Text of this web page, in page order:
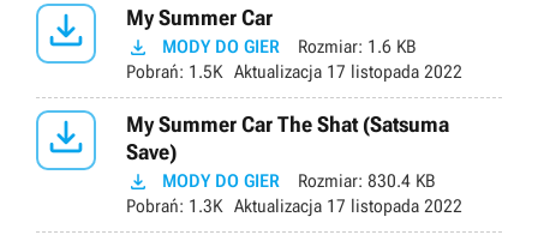
 My Summer Car
 MODY DO GIER Rozmiar: 1.6 KB
Pobrań: 1.5K Aktualizacja 17 listopada 2022

My Summer Car The Shat (Satsuma
Save)
 MODY DO GIER Rozmiar: 830.4 KB
Pobrań: 1.3K Aktualizacja 17 listopada 2022